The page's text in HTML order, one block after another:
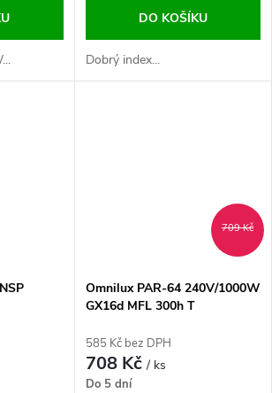
DO KOŠÍKU
Dobrý index...
709 Kč
Omnilux PAR-64 240V/1000W
GX16d MFL 300h T
585 Kč bez DPH
708 Kč/ ks
Do 5 dní